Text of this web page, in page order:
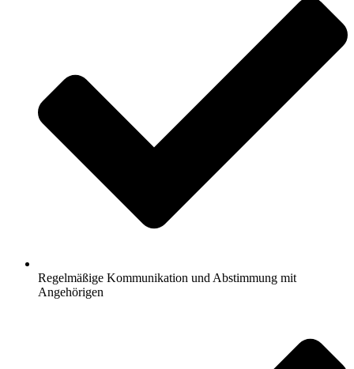
Regelmäßige Kommunikation und Abstimmung mit
Angehörigen